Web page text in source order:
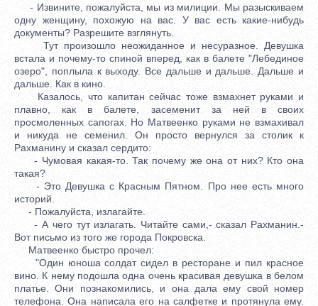
- Извините, пожалуйста, мы из милиции. Мы разыскиваем
одну женщину, похожую на вас. У вас есть какие-нибудь
документы? Разрешите взглянуть.
Тут произошло неожиданное и несуразное. Девушка
встала и почему-то спиной вперед, как в балете "Лебединое
озеро", поплыла к выходу. Все дальше и дальше. Дальше и
дальше. Как в кино.
Казалось, что капитан сейчас тоже взмахнет руками и
плавно, как в балете, засеменит за ней в своих
просмоленных сапогах. Но Матвеенко руками не взмахивал
и никуда не семенил. Он просто вернулся за столик к
Рахманину и сказал сердито:
- Чумовая какая-то. Так почему же она от них? Кто она
такая?
- Это Девушка с Красным Пятном. Про нее есть много
историй.
- Пожалуйста, излагайте.
- А чего тут излагать. Читайте сами,- сказал Рахманин.-
Вот письмо из того же города Покровска.
Матвеенко быстро прочел:
"Один юноша солдат сидел в ресторане и пил красное
вино. К нему подошла одна очень красивая девушка в белом
платье. Они познакомились, и она дала ему свой номер
телефона. Она написала его на салфетке и протянула ему.